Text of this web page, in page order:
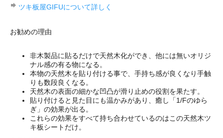
ツキ板屋GIFUについて詳しく
お勧めの理由
非木製品に貼るだけで天然木化ができ、他には無いオリジ
ナル感の有る物になる。
本物の天然木を貼り付ける事で、手持ち感が良くなり手触
りも数段良くなる。
天然木の表面の細かな凹凸が滑り止めの役割を果たす。
貼り付けると見た目にも温かみがあり、癒し「1/Fのゆら
ぎ」の効果が出る。
これらの効果をすべて持ち合わせているのはこの天然木ツ
キ板シートだけ。